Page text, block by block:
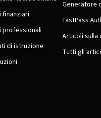
finanziari
professionali
di istruzione
Generatore
LastPass
Articoli sulla
Tutti gli